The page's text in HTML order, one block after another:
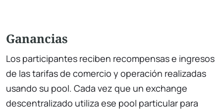
Ganancias
Los participantes reciben recompensas e ingresos
de las tarifas de comercio y operación realizadas
usando su pool. Cada vez que un exchange
descentralizado utiliza ese pool particular para